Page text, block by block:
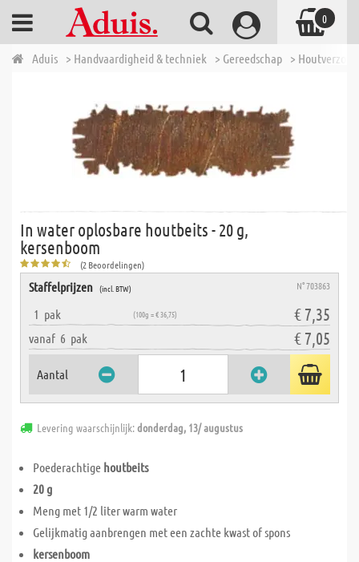
Aduis > Handvaardigheid & techniek > Gereedschap >
In water oplosbare houtbeits - 20 g,
kersenboom
(2 Beoordelingen)
Staffelprijzen (incl. BTW) N° 703863
1 pak (100g = € 36,75) € 7,35
vanaf 6 pak € 7,05
Aantal
Levering waarschijnlijk:donderdag, 13/ augustus
Poederachtige houtbeits
20 g
Meng met 1/2 liter warm water
Gelijkmatig aanbrengen met een zachte kwast of spons
kersenboom
0